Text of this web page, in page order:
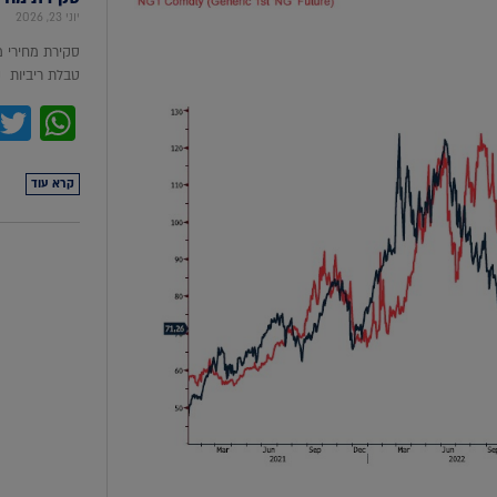
יוני 23, 2026
סקירת
טבלת ריביות
קרא עוד